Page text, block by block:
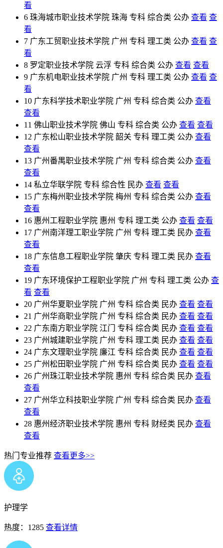
看
6 珠海城市职业技术学院 珠海 专科 综合类 公办 查看 查
看
7 广东工贸职业技术学院 广州 专科 理工类 公办 查看 查
看
8 罗定职业技术学院 云浮 专科 综合类 公办 查看 查看
9 广东机电职业技术学院 广州 专科 理工类 公办 查看 查
看
10 广东科学技术职业学院 广州 专科 综合类 公办 查看
查看
11 佛山职业技术学院 佛山 专科 综合类 公办 查看 查看
12 广东松山职业技术学院 韶关 专科 理工类 公办 查看
查看
13 广州番禺职业技术学院 广州 专科 综合类 公办 查看
查看
14 私立华联学院 专科 综合性 民办 查看 查看
15 广东梅州职业技术学院 梅州 专科 综合类 公办 查看
查看
16 惠州工程职业学院 惠州 专科 理工类 公办 查看 查看
17 广州南洋理工职业学院 广州 专科 理工类 民办 查看
查看
18 广东信息工程职业学院 肇庆 专科 理工类 民办 查看
查看
19 广东环境保护工程职业学院 广州 专科 理工类 公办 查
看 查看
20 广州华夏职业学院 广州 专科 综合类 民办 查看 查看
21 广州华商职业学院 广州 专科 综合类 民办 查看 查看
22 广东南方职业学院 江门 专科 综合类 民办 查看 查看
23 广州城建职业学院 广州 专科 理工类 民办 查看 查看
24 广东文理职业学院 廉江 专科 综合类 民办 查看 查看
25 广州松田职业学院 广州 专科 综合类 民办 查看 查看
26 广州珠江职业技术学院 惠州 专科 综合类 民办 查看
查看
27 广州华立科技职业学院 广州 专科 综合类 民办 查看
查看
28 惠州经济职业技术学院 惠州 专科 财经类 民办 查看
查看
热门专业推荐 查看更多>>
护理学
热度：1285 查看详情